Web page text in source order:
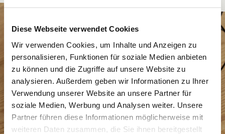
Diese Webseite verwendet Cookies
Wir verwenden Cookies, um Inhalte und Anzeigen zu
personalisieren, Funktionen für soziale Medien anbieten
zu können und die Zugriffe auf unsere Website zu
analysieren. Außerdem geben wir Informationen zu Ihrer
Verwendung unserer Website an unsere Partner für
soziale Medien, Werbung und Analysen weiter. Unsere
Partner führen diese Informationen möglicherweise mit
weiteren Daten zusammen, die Sie ihnen bereitgestellt